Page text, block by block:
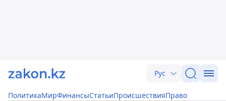
Рус
ПолитикаМирФинансыСтатьиПроисшествияПраво